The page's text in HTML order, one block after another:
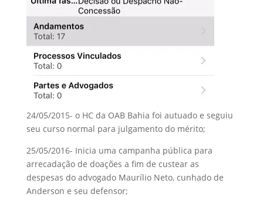
24/05/2015- o HC da OAB Bahia foi autuado e seguiu
seu curso normal para julgamento do mérito;
25/05/2016- Inicia uma campanha pública para
arrecadação de doações a fim de custear as
despesas do advogado Maurílio Neto, cunhado de
Anderson e seu defensor;